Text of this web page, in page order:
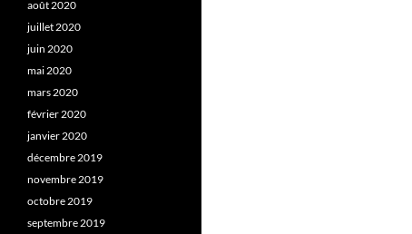
août 2020
juillet 2020
juin 2020
mai 2020
mars 2020
février 2020
janvier 2020
décembre 2019
novembre 2019
octobre 2019
septembre 2019